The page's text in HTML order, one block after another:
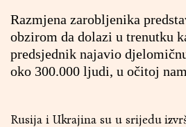
Razmjena zarobljenika
obzirom da dolazi u trenutku
predsjednik najavio
oko 300.000 ljudi, u očitoj
Rusija i Ukrajina su u srijedu